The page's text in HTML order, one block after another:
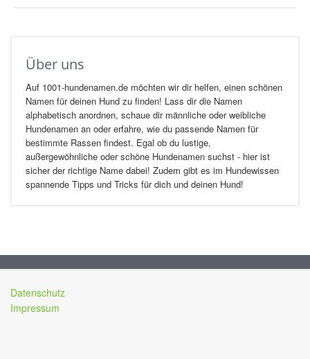
Über uns
Auf 1001-hundenamen.de möchten wir dir helfen, einen schönen
Namen für deinen Hund zu finden! Lass dir die Namen
alphabetisch anordnen, schaue dir männliche oder weibliche
Hundenamen an oder erfahre, wie du passende Namen für
bestimmte Rassen findest. Egal ob du lustige,
außergewöhnliche oder schöne Hundenamen suchst - hier ist
sicher der richtige Name dabei! Zudem gibt es im Hundewissen
spannende Tipps und Tricks für dich und deinen Hund!
Datenschutz
Impressum